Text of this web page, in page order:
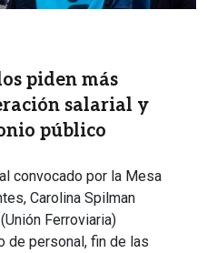
piden más
salarial y
público
convocado por la Mesa
Carolina Spilman
Ferroviaria)
de personal, fin de las